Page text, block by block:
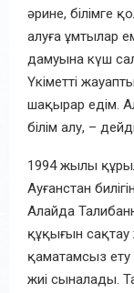
әрине, білімге
алуға ұмтылар
дамуына күш
Үкіметті
шақырар едім.
білім алу, –
1994 жылы
Ауғанстан
Алайда
құқығын сақтау
қаматамсыз ету
жиі сыналады.